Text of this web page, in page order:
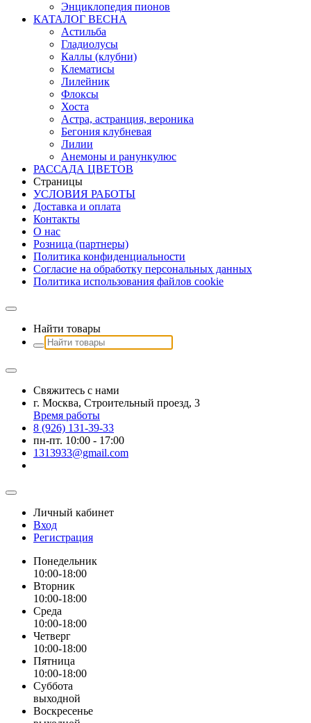
Энциклопедия пионов
КАТАЛОГ ВЕСНА
Астильба
Гладиолусы
Каллы (клубни)
Клематисы
Лилейник
Флоксы
Хоста
Астра, астранция, вероника
Бегония клубневая
Лилии
Анемоны и ранункулюс
РАССАДА ЦВЕТОВ
Страницы
УСЛОВИЯ РАБОТЫ
Доставка и оплата
Контакты
О наc
Розница (партнеры)
Политика конфиденциальности
Согласие на обработку персональных данных
Политика использования файлов сookie
Найти товары
Свяжитесь с нами
г. Москва, Строительный проезд, 3
Время работы
8 (926) 131-39-33
пн-пт. 10:00 - 17:00
1313933@gmail.com
Личный кабинет
Вход
Регистрация
Понедельник
10:00-18:00
Вторник
10:00-18:00
Среда
10:00-18:00
Четверг
10:00-18:00
Пятница
10:00-18:00
Суббота
выходной
Воскресенье